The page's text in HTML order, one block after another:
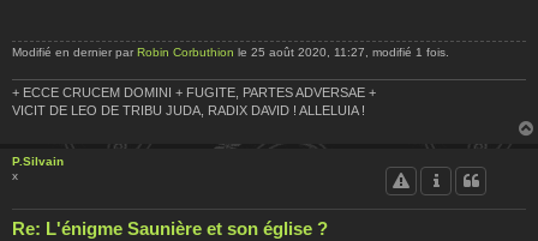
e
Modifié en dernier par Robin Corbuthion le 25 août 2020, 11:27, modifié 1 fois.
+ ECCE CRUCEM DOMINI + FUGITE, PARTES ADVERSAE +
VICIT DE LEO DE TRIBU JUDA, RADIX DAVID ! ALLELUIA !
P.Silvain
x
Re: L'énigme Saunière et son église ?